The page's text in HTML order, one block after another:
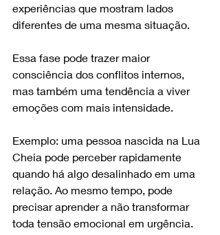
experiências que mostram lados
diferentes de uma mesma situação.
Essa fase pode trazer maior
consciência dos conflitos internos,
mas também uma tendência a viver
emoções com mais intensidade.
Exemplo: uma pessoa nascida na Lua
Cheia pode perceber rapidamente
quando há algo desalinhado em uma
relação. Ao mesmo tempo, pode
precisar aprender a não transformar
toda tensão emocional em urgência.